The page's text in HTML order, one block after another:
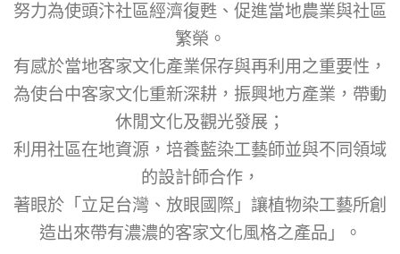
努力為使頭汴社區經濟復甦、促進當地農業與社區
繁榮。
有感於當地客家文化產業保存與再利用之重要性，
為使台中客家文化重新深耕，振興地方產業，帶動
休閒文化及觀光發展；
利用社區在地資源，培養藍染工藝師並與不同領域
的設計師合作，
著眼於「立足台灣、放眼國際」讓植物染工藝所創
造出來帶有濃濃的客家文化風格之產品」。